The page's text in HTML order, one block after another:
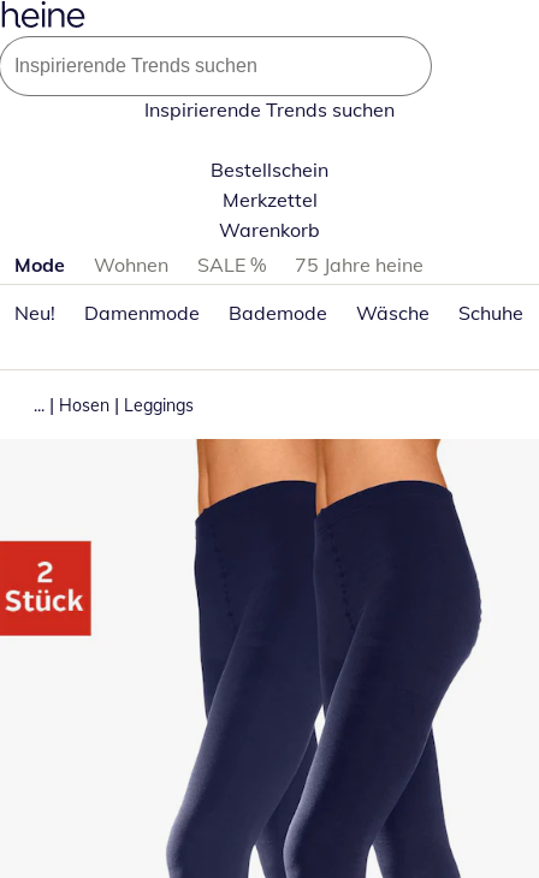
Inspirierende Trends suchen
Bestellschein
Merkzettel
Warenkorb
Produktkategorien überspringen
Mode Wohnen SALE %
75 Jahre heine
Neu!
Damenmode Bademode Wäsche Schuhe
... | Hosen | Leggings